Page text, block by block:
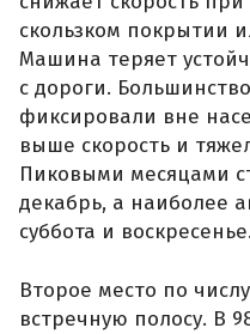
скользком покрытии
Машина теряет
с дороги.
фиксировали вне
выше скорость и
Пиковыми месяцами
декабрь, а наиболее
суббота и воскресенье.
Второе место по
встречную полосу. В